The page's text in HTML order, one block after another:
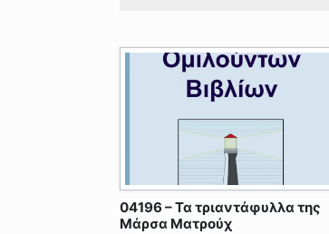
04196 – Τα τριαντάφυλλα της
Μάρσα Ματρούχ